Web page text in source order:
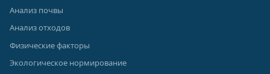
Анализ почвы
Анализ отходов
Физические факторы
Экологическое нормирование